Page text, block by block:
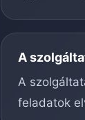
A
A
feladatok